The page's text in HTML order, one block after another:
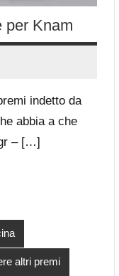
per Knam
indetto da
abbia a che
– […]
altri premi